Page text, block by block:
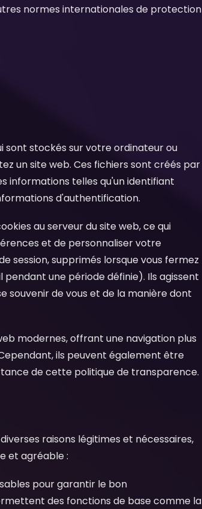
normes internationales de protection
sont stockés sur votre ordinateur ou
un site web. Ces fichiers sont créés par
informations telles qu'un identifiant
d'authentification.
au serveur du site web, ce qui
et de personnaliser votre
session, supprimés lorsque vous fermez
une période définie). Ils agissent
souvenir de vous et de la manière dont
modernes, offrant une navigation plus
ils peuvent également être
de cette politique de transparence.
raisons légitimes et nécessaires,
et agréable :
pour garantir le bon
des fonctions de base comme la